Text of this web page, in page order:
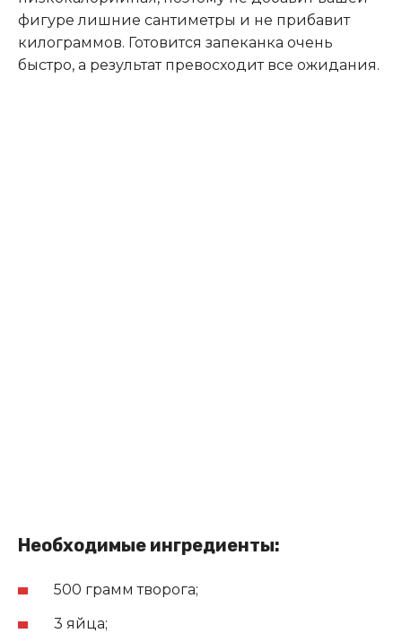
фигуре лишние сантиметры и не прибавит
килограммов. Готовится запеканка очень
быстро, а результат превосходит все ожидания.
Необходимые ингредиенты:
500 грамм творога;
3 яйца;